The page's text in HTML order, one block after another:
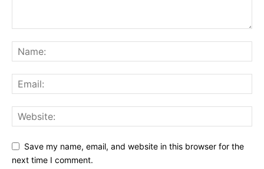
Save my name, email, and website in this browser for the
next time I comment.